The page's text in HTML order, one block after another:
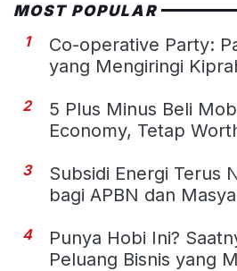
MOST POPULAR
1
Co-operative Party:
yang Mengiringi
2
5 Plus Minus Beli
Economy, Tetap
3
Subsidi Energi Terus
bagi APBN dan
4
Punya Hobi Ini?
Peluang Bisnis yang